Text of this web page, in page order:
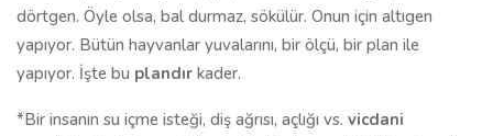
dörtgen. Öyle olsa, bal durmaz, sökülür. Onun için altıgen
yapıyor. Bütün hayvanlar yuvalarını, bir ölçü, bir plan ile
yapıyor. İşte bu plandır kader.
*Bir insanın su içme isteği, diş ağrısı, açlığı vs. vicdani